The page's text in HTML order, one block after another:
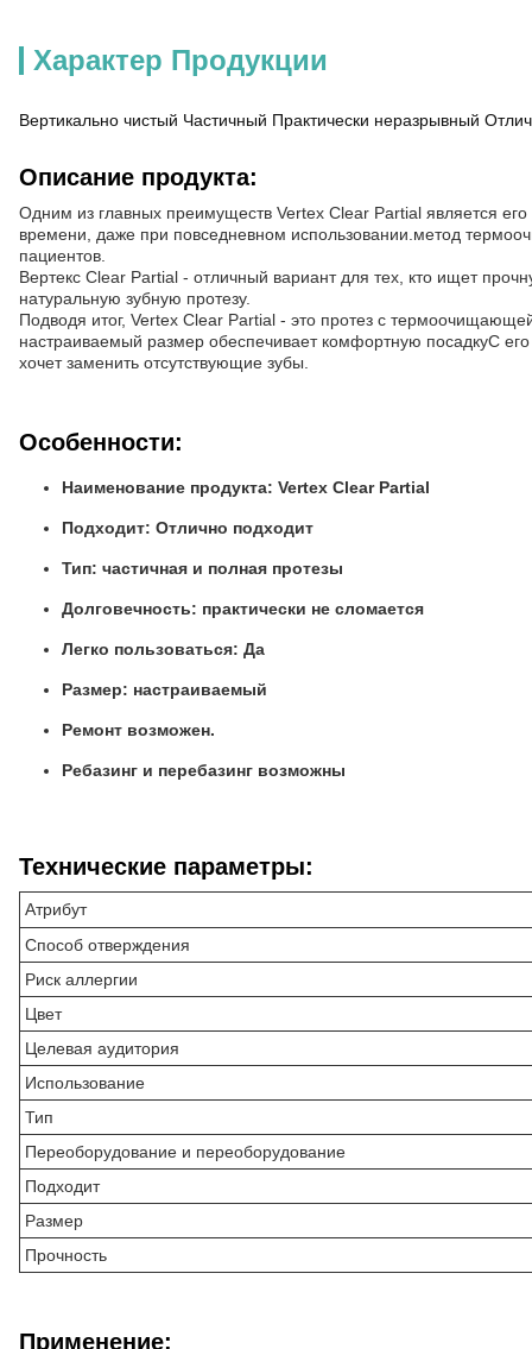
Характер Продукции
Вертикально чистый Частичный Практически неразрывный
Описание продукта:
Одним из главных преимуществ Vertex Clear Partial является
времени, даже при повседневном использовании.метод
пациентов.
Вертекс Clear Partial - отличный вариант для тех, кто ищет
натуральную зубную протезу.
Подводя итог, Vertex Clear Partial - это протез с
настраиваемый размер обеспечивает комфортную посадкуС
хочет заменить отсутствующие зубы.
Особенности:
Наименование продукта: Vertex Clear Partial
Подходит: Отлично подходит
Тип: частичная и полная протезы
Долговечность: практически не сломается
Легко пользоваться: Да
Размер: настраиваемый
Ремонт возможен.
Ребазинг и перебазинг возможны
Технические параметры:
Атрибут
Способ отверждения
Риск аллергии
Цвет
Целевая аудитория
Использование
Тип
Переоборудование и переоборудование
Подходит
Размер
Прочность
Применение: